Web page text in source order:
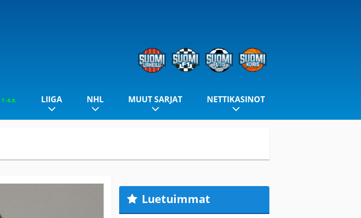
7.-8.8. LIIGA NHL MUUT SARJAT NETTIKASINOT
Luetuimmat